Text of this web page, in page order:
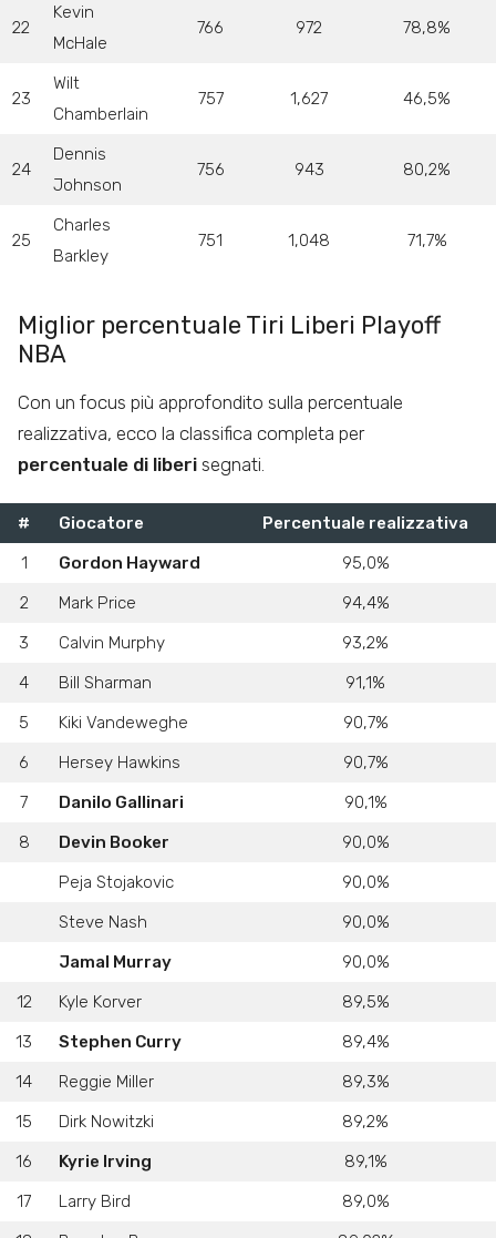
22
Kevin
McHale
766 972 78,8%
23
Wilt
Chamberlain
757 1,627 46,5%
24
Dennis
Johnson
756 943 80,2%
25
Charles
Barkley
751 1,048 71,7%
Miglior percentuale Tiri Liberi Playoff
NBA
Con un focus più approfondito sulla percentuale
realizzativa, ecco la classifica completa per
percentuale di liberi segnati.
# Giocatore
Percentuale realizzativa
1
Gordon Hayward
95,0%
2
Mark Price
94,4%
3
Calvin Murphy
93,2%
4
Bill Sharman
91,1%
5
Kiki Vandeweghe
90,7%
6
Hersey Hawkins
90,7%
7
Danilo Gallinari
90,1%
8
Devin Booker
90,0%
Peja Stojakovic
90,0%
Steve Nash
90,0%
Jamal Murray
90,0%
12
Kyle Korver
89,5%
13
Stephen Curry
89,4%
14
Reggie Miller
89,3%
15
Dirk Nowitzki
89,2%
16
Kyrie Irving
89,1%
17
Larry Bird
89,0%